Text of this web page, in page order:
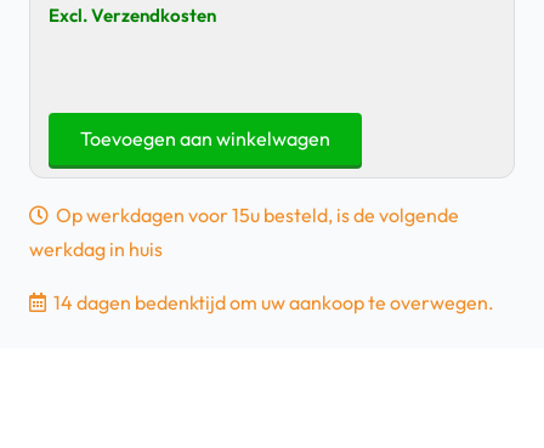
Excl. Verzendkosten
OPPO
Reno4
–
128GB
–
Toevoegen aan winkelwagen
Op werkdagen voor 15u besteld, is de volgende
werkdag in huis
14 dagen bedenktijd om uw aankoop te overwegen.